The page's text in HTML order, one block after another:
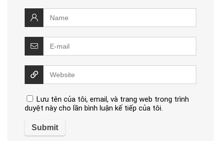
Lưu tên của tôi, email, và trang web trong trình
duyệt này cho lần bình luận kế tiếp của tôi.